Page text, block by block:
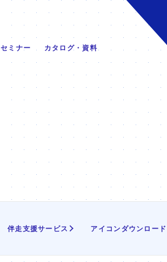
セミナー カタログ・資料
伴走支援サービス アイコンダウンロード